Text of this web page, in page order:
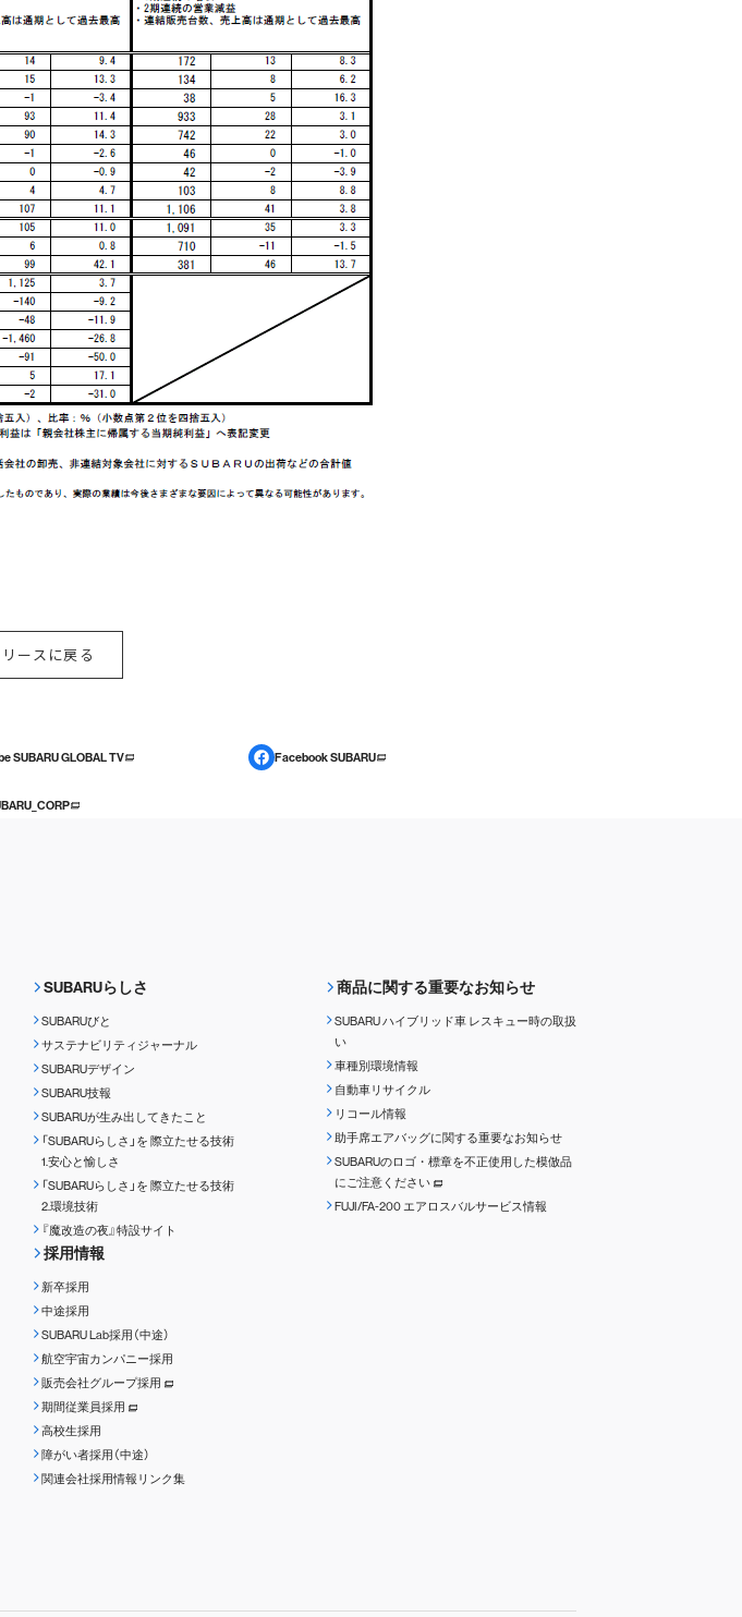
ースに戻る
SUBARU GLOBAL TV Facebook SUBARU
SUBARUらしさ
SUBARUびと
サステナビリティジャーナル
SUBARUデザイン
SUBARU技報
SUBARUが生み出してきたこと
「SUBARUらしさ」を 際立たせる技術
1.安心と愉しさ
「SUBARUらしさ」を 際立たせる技術
2.環境技術
『魔改造の夜』特設サイト
採用情報
新卒採用
中途採用
SUBARU Lab採用（中途）
航空宇宙カンパニー採用
販売会社グループ採用
期間従業員採用
高校生採用
障がい者採用（中途）
関連会社採用情報リンク集
商品に関する重要なお知らせ
SUBARU ハイブリッド車 レスキュー時の取扱
い
車種別環境情報
自動車リサイクル
リコール情報
助手席エアバッグに関する重要なお知らせ
SUBARUのロゴ・標章を不正使用した模倣品
にご注意ください
FUJI/FA-200 エアロスバルサービス情報